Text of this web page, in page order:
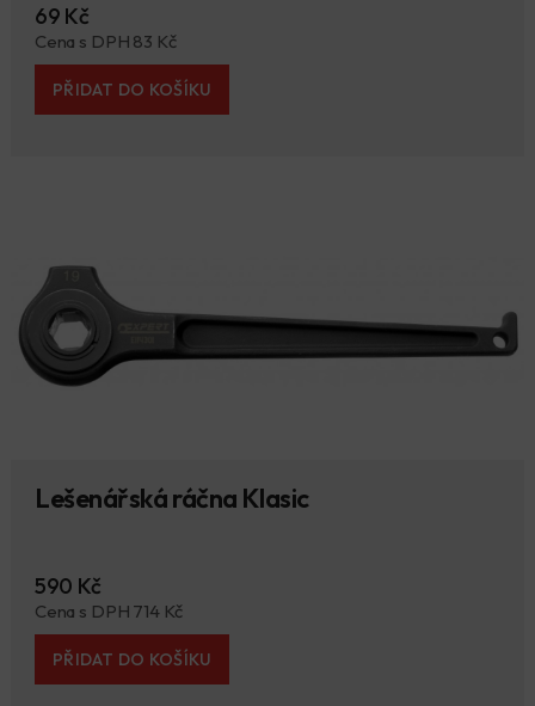
69 Kč
Cena s DPH 83 Kč
PŘIDAT DO KOŠÍKU
Lešenářská ráčna Klasic
590 Kč
Cena s DPH 714 Kč
PŘIDAT DO KOŠÍKU